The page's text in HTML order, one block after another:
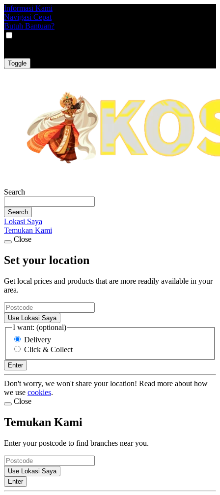
Informasi Kami
Navigasi Cepat
Butuh Bantuan?
Toggle
Search
Search
Lokasi Saya
Temukan Kami
Close
Set your location
Get local prices and products that are more readily available in your
area.
Use Lokasi Saya
I want: (optional)
Delivery
Click & Collect
Enter
Don't worry, we won't share your location! Read more about how
we use cookies.
Close
Temukan Kami
Enter your postcode to find branches near you.
Use Lokasi Saya
Enter